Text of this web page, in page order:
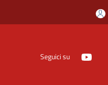
Seguici su